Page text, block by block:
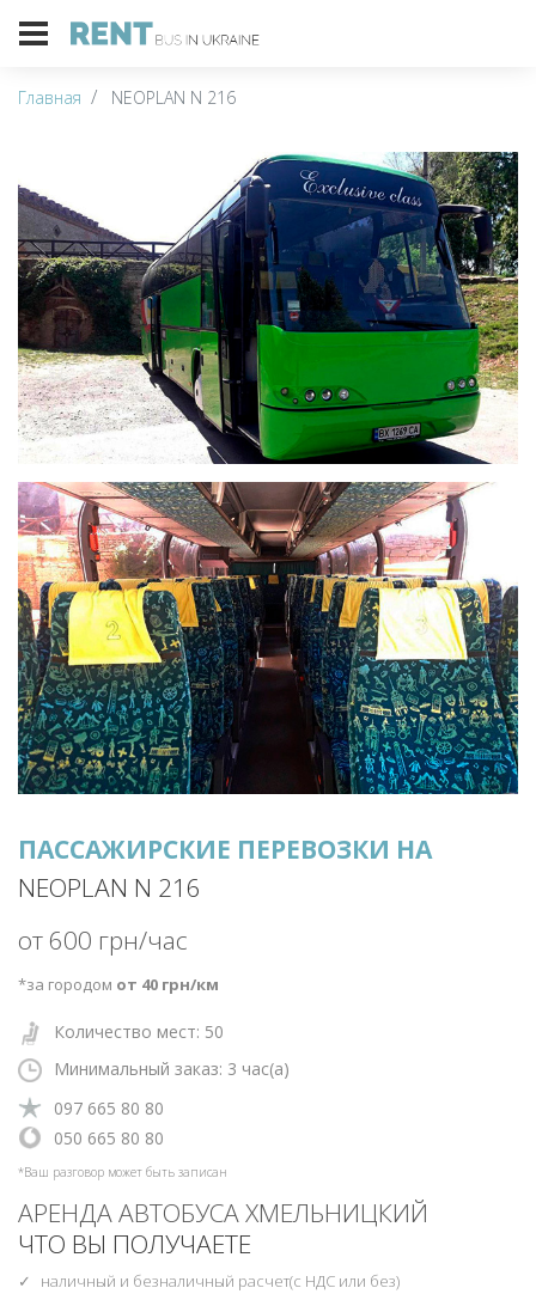
Главная NEOPLAN N 216
ПАССАЖИРСКИЕ ПЕРЕВОЗКИ НА
NEOPLAN N 216
от 600 грн/час
*за городом от 40 грн/км
Количество мест: 50
Минимальный заказ: 3 час(а)
‎097 665 80 80
‎‎050 665 80 80
*Ваш разговор может быть записан
АРЕНДА АВТОБУСА ХМЕЛЬНИЦКИЙ
ЧТО ВЫ ПОЛУЧАЕТЕ
наличный и безналичный расчет(с НДС или без)